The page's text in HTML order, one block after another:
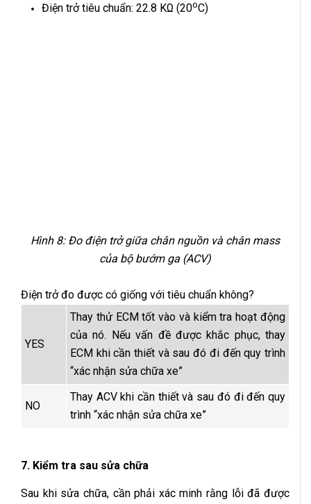
Điện trở tiêu chuẩn: 22.8 KΩ (20oC)
Hình 8: Đo điện trở giữa chân nguồn và chân mass
của bộ bướm ga (ACV)
Điện trở đo được có giống với tiêu chuẩn không?
YES
Thay thử ECM tốt vào và kiểm tra hoạt động
của nó. Nếu vấn đề được khắc phục, thay
ECM khi cần thiết và sau đó đi đến quy trình
“xác nhận sửa chữa xe”
NO
Thay ACV khi cần thiết và sau đó đi đến quy
trình “xác nhận sửa chữa xe”
7. Kiểm tra sau sửa chữa
Sau khi sửa chữa, cần phải xác minh rằng lỗi đã được